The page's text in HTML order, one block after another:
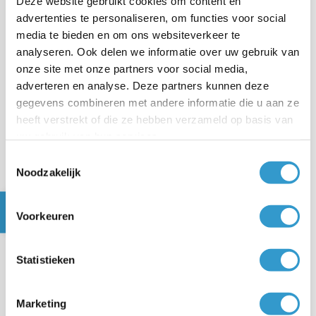
advertenties te personaliseren, om functies voor social
media te bieden en om ons websiteverkeer te
analyseren. Ook delen we informatie over uw gebruik van
onze site met onze partners voor social media,
adverteren en analyse. Deze partners kunnen deze
gegevens combineren met andere informatie die u aan ze
heeft verstrekt of die ze hebben verzameld op basis van
Noodzakelijk
Voorkeuren
Statistieken
Marketing
Kies je voor Zelf versturen / afdrukken dan zorg je er zelf
voor dat de offerte bij je klant komt door deze te
downloaden of af te drukken.
Voor het downloaden en afdrukken
hoofdmenu.
afdrukken.